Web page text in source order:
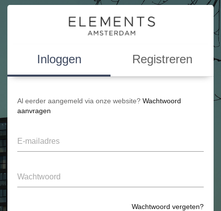
Inloggen Registreren
Al eerder aangemeld via onze website? Wachtwoord
aanvragen
Wachtwoord vergeten?